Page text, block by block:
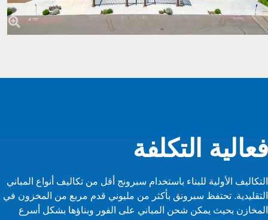
فعالية التكلفة
التكاليف الأولية للبناء باستخدام سبرونج أقل من تكاليف أنواع المباني
التقليدية. تحتفظ سبرونق بأكثر من مليوني قدم مربع من المخزون في
المخازن بحيث يمكن شحن المباني على الفور وبناؤها بشكل أسرع